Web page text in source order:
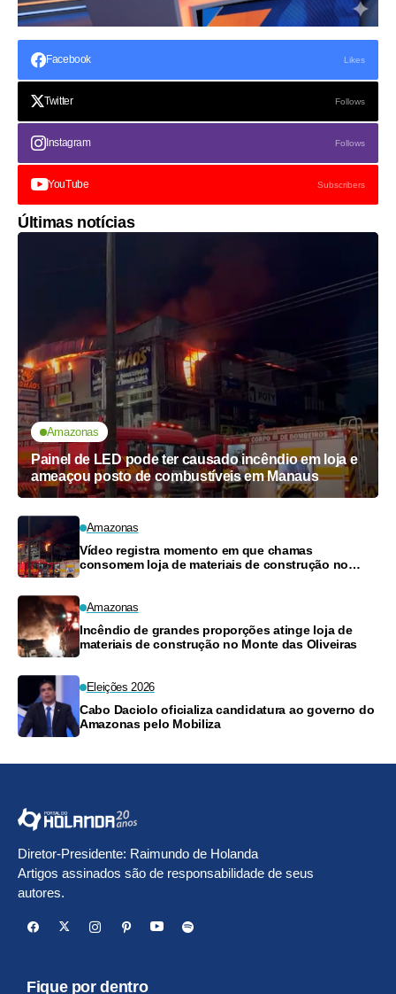
Facebook Likes
Twitter Follows
Instagram Follows
YouTube Subscribers
Últimas notícias
Amazonas
Painel de LED pode ter causado incêndio em loja e
ameaçou posto de combustíveis em Manaus
Amazonas
Vídeo registra momento em que chamas
consomem loja de materiais de construção no
Amazonas
Incêndio de grandes proporções atinge loja de
materiais de construção no Monte das Oliveiras
Eleições 2026
Cabo Daciolo oficializa candidatura ao governo do
Amazonas pelo Mobiliza
Diretor-Presidente: Raimundo de Holanda
Artigos assinados são de responsabilidade de seus
autores.
Fique por dentro